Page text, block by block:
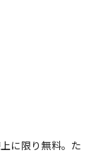
に限り無料。た